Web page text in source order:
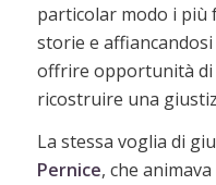
particolar modo i
storie e
offrire opportunità di
ricostruire una
La stessa voglia di
Pernice, che